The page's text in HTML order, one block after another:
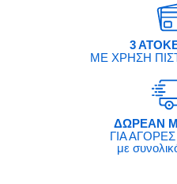
3
ΜΕ ΧΡΗΣΗ
ΔΩΡΕΑΝ
ΓΙΑ
με